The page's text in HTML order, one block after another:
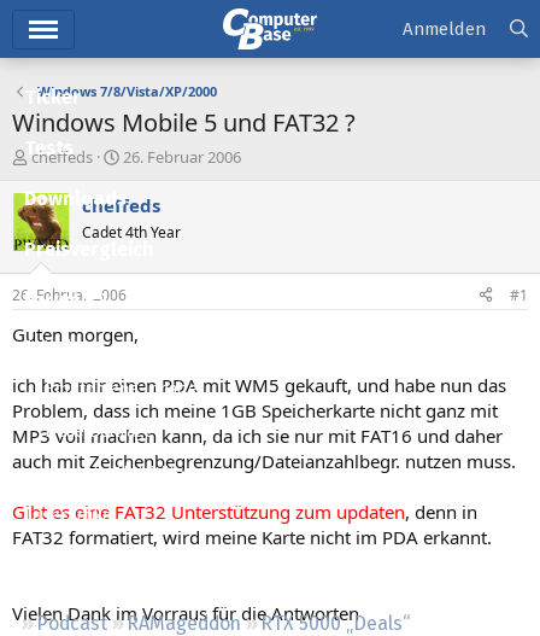
Ticker
Tests
Downloads
Preisvergleich
Forum
Aktuelles
Empfohlene Inhalte
Neue Beiträge
Neueste Aktivitäten
Leserartikel
Podcast RAMageddon
RTX 5000 „Deals“
Anmelden
Windows 7/8/Vista/XP/2000
Windows Mobile 5 und FAT32 ?
E
s
t
e
e
r
cheffeds
E
s
e
l
t
a
m
26. Februar 2006
cheffeds
Cadet 4th Year
26. Februar 2006 #1
Guten morgen,
ich hab mir einen PDA mit WM5 gekauft, und habe nun das
Problem, dass ich meine 1GB Speicherkarte nicht ganz mit
MP3 voll machen kann, da ich sie nur mit FAT16 und daher
auch mit Zeichenbegrenzung/Dateianzahlbegr. nutzen muss.
Gibt es eine FAT32 Unterstützung zum updaten, denn in
FAT32 formatiert, wird meine Karte nicht im PDA erkannt.
Vielen Dank im Vorraus für die Antworten